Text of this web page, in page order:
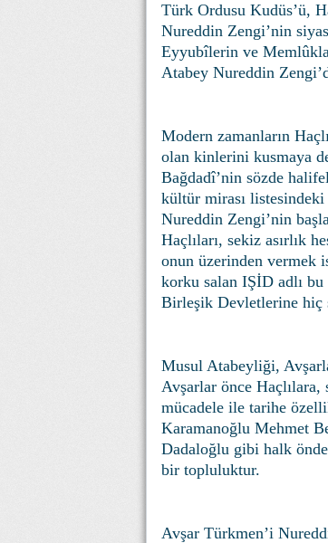
Türk Ordusu Kudüs’ü,
Nureddin Zengi’nin
Eyyubîlerin ve
Atabey Nureddin
Modern zamanların
olan kinlerini kusmaya
Bağdadî’nin sözde
kültür mirası listesindeki
Nureddin Zengi’nin
Haçlıları, sekiz asırlık
onun üzerinden vermek
korku salan IŞİD adlı
Birleşik Devletlerine hiç
Musul Atabeyliği,
Avşarlar önce Haçlılara,
mücadele ile tarihe
Karamanoğlu Mehmet
Dadaloğlu gibi halk
bir topluluktur.
Avşar Türkmen’i